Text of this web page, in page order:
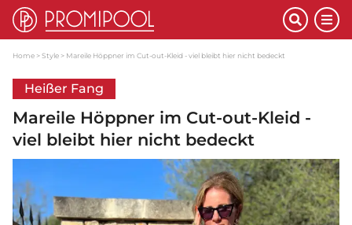
Home Style Mareile Höppner im Cut-out-Kleid - viel bleibt hier nicht bedeckt
Heißer Fang
Mareile Höppner im Cut-out-Kleid -
viel bleibt hier nicht bedeckt